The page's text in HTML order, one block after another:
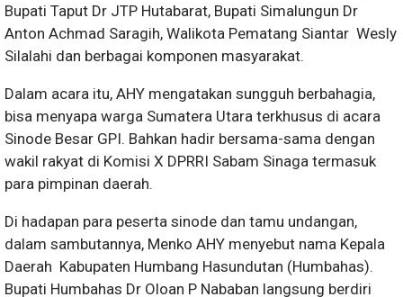
Bupati Taput Dr JTP Hutabarat, Bupati Simalungun Dr
Anton Achmad Saragih, Walikota Pematang Siantar Wesly
Silalahi dan berbagai komponen masyarakat.
Dalam acara itu, AHY mengatakan sungguh berbahagia,
bisa menyapa warga Sumatera Utara terkhusus di acara
Sinode Besar GPI. Bahkan hadir bersama-sama dengan
wakil rakyat di Komisi X DPRRI Sabam Sinaga termasuk
para pimpinan daerah.
Di hadapan para peserta sinode dan tamu undangan,
dalam sambutannya, Menko AHY menyebut nama Kepala
Daerah Kabupaten Humbang Hasundutan (Humbahas).
Bupati Humbahas Dr Oloan P Nababan langsung berdiri